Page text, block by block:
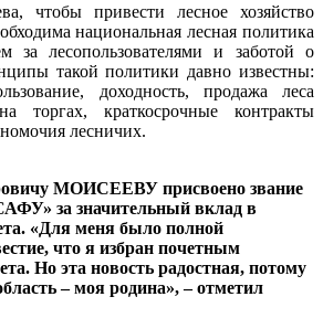
чтобы привести лесное хозяйство
национальная лесная политика
за лесопользователями и заботой о
такой политики давно известны:
доходность, продажа леса
торгах, краткосрочные контракты
лесничих.
МОИСЕЕВУ присвоено звание
за значительный вклад в
«Для меня было полной
что я избран почетным
Но эта новость радостная, потому
– моя родина», – отметил